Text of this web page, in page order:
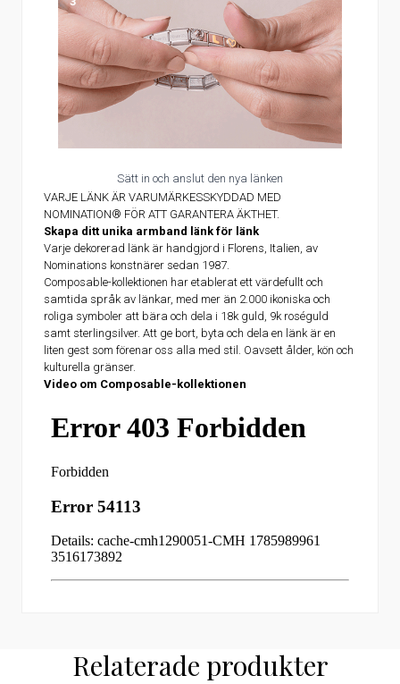
Sätt in och anslut den nya länken
VARJE LÄNK ÄR VARUMÄRKESSKYDDAD MED
NOMINATION® FÖR ATT GARANTERA ÄKTHET.
Skapa ditt unika armband länk för länk
Varje dekorerad länk är handgjord i Florens, Italien, av
Nominations konstnärer sedan 1987.
Composable-kollektionen har etablerat ett värdefullt och
samtida språk av länkar, med mer än 2.000 ikoniska och
roliga symboler att bära och dela i 18k guld, 9k roséguld
samt sterlingsilver. Att ge bort, byta och dela en länk är en
liten gest som förenar oss alla med stil. Oavsett ålder, kön och
kulturella gränser.
Video om Composable-kollektionen
Relaterade produkter